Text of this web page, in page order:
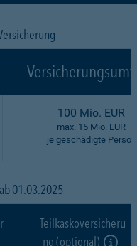
100 Mio. EUR
max. 15 Mio. EUR
je geschädigte Person
01.03.2025
Teilkaskoversicheru
ng (optional)